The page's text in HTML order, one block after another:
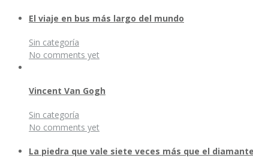
El viaje en bus más largo del mundo
Sin categoría
No comments yet
Vincent Van Gogh
Sin categoría
No comments yet
La piedra que vale siete veces más que el